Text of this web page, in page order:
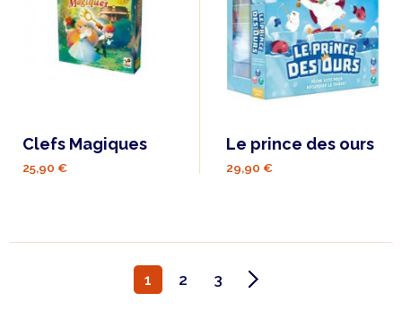
Clefs Magiques
25,90 €
Le prince des ours
29,90 €
1 2 3